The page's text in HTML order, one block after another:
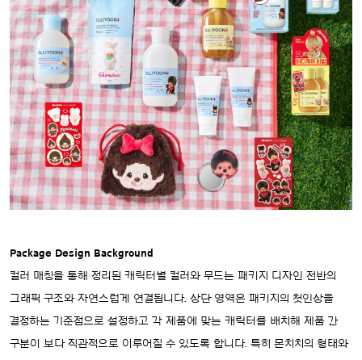
Package Design Background
컬러 매칭을 통해 정리된 캐릭터별 컬러와 무드는 패키지 디자인 전반의
그래픽 구조와 자연스럽게 연결됩니다. 상단 영역은 패키지의 첫인상을
결정하는 기준점으로 설정하고 각 제품에 맞는 캐릭터를 배치해 제품 간
구분이 보다 직관적으로 이루어질 수 있도록 합니다. 특히 몬치치의 형태와